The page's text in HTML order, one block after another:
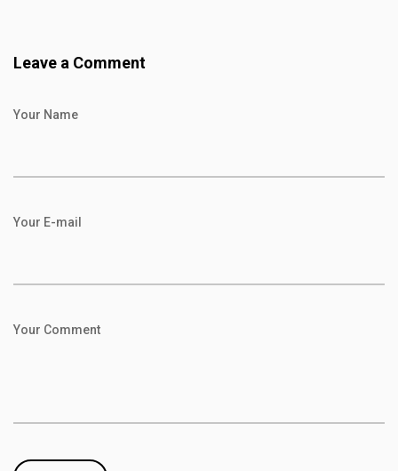
Leave a Comment
Your Name
Your E-mail
Your Comment